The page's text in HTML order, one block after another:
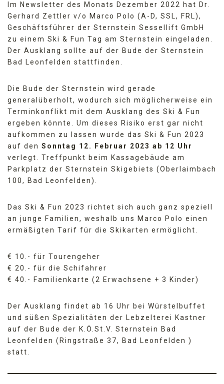
Im Newsletter des Monats Dezember 2022 hat Dr.
Gerhard Zettler v/o Marco Polo (A-D, SSL, FRL),
Geschäftsführer der Sternstein Sessellift GmbH
zu einem Ski & Fun Tag am Sternstein eingeladen.
Der Ausklang sollte auf der Bude der Sternstein
Bad Leonfelden stattfinden.
Die Bude der Sternstein wird gerade
generalüberholt, wodurch sich möglicherweise ein
Terminkonflikt mit dem Ausklang des Ski & Fun
ergeben könnte. Um dieses Risiko erst gar nicht
aufkommen zu lassen wurde das Ski & Fun 2023
auf den Sonntag 12. Februar 2023 ab 12 Uhr
verlegt. Treffpunkt beim Kassagebäude am
Parkplatz der Sternstein Skigebiets (Oberlaimbach
100, Bad Leonfelden).
Das Ski & Fun 2023 richtet sich auch ganz speziell
an junge Familien, weshalb uns Marco Polo einen
ermäßigten Tarif für die Skikarten ermöglicht.
€ 10.- für Tourengeher
€ 20.- für die Schifahrer
€ 40.- Familienkarte (2 Erwachsene + 3 Kinder)
Der Ausklang findet ab 16 Uhr bei Würstelbuffet
und süßen Spezialitäten der Lebzelterei Kastner
auf der Bude der K.Ö.St.V. Sternstein Bad
Leonfelden (Ringstraße 37, Bad Leonfelden )
statt.